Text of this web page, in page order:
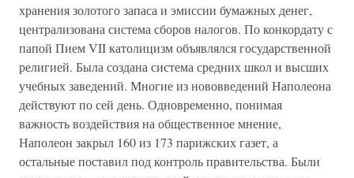
хранения золотого запаса и эмиссии бумажных денег,
централизована система сборов налогов. По конкордату с
папой Пием VII католицизм объявлялся государственной
религией. Была создана система средних школ и высших
учебных заведений. Многие из нововведений Наполеона
действуют по сей день. Одновременно, понимая
важность воздействия на общественное мнение,
Наполеон закрыл 160 из 173 парижских газет, а
остальные поставил под контроль правительства. Были